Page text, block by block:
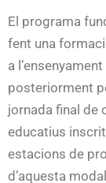
El programa
fent una
a
posteriorment
jornada final de
educatius
estacions de
d’aquesta